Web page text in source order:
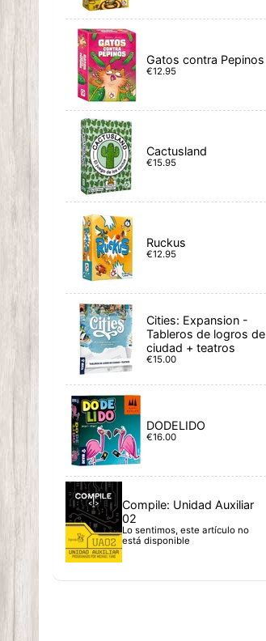
Gatos contra Pepinos
€12.95
Cactusland
€15.95
Ruckus
€12.95
Cities: Expansion -
Tableros de logros de
ciudad + teatros
€15.00
DODELIDO
€16.00
Compile: Unidad Auxiliar
02
Lo sentimos, este artículo no
está disponible